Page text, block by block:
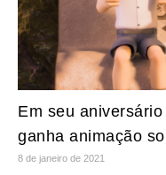
Em seu
ganha animação
8 de janeiro de 2021